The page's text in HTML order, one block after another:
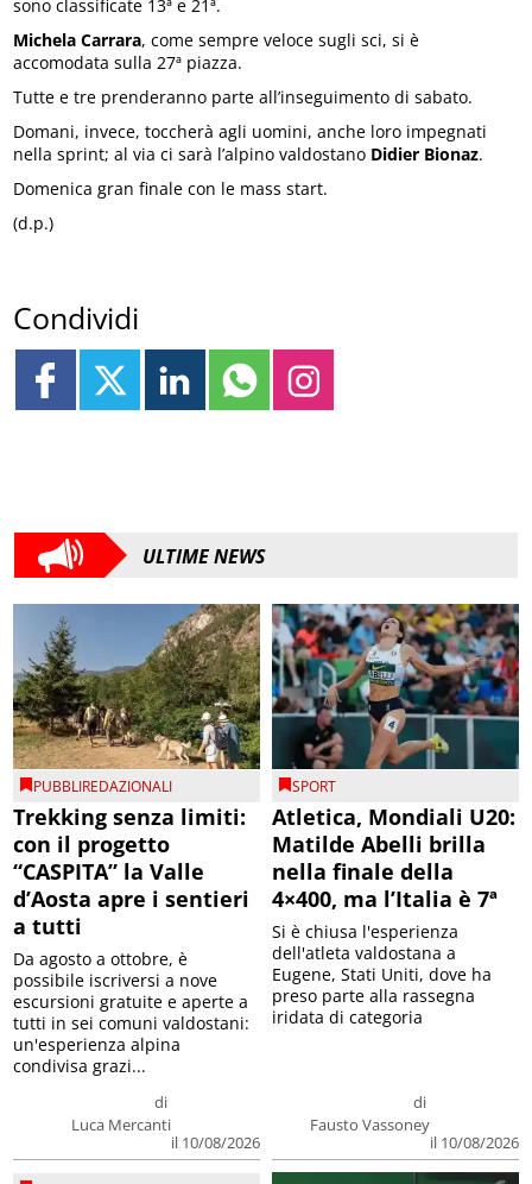
sono classificate 13ª e 21ª.
Michela Carrara, come sempre veloce sugli sci, si è
accomodata sulla 27ª piazza.
Tutte e tre prenderanno parte all’inseguimento di sabato.
Domani, invece, toccherà agli uomini, anche loro impegnati
nella sprint; al via ci sarà l’alpino valdostano Didier Bionaz.
Domenica gran finale con le mass start.
(d.p.)
Condividi
ULTIME NEWS
PUBBLIREDAZIONALI
Trekking senza limiti:
con il progetto
“CASPITA” la Valle
d’Aosta apre i sentieri
a tutti
di
Luca Mercanti
il 10/08/2026
Da agosto a ottobre, è
possibile iscriversi a nove
escursioni gratuite e aperte a
tutti in sei comuni valdostani:
un'esperienza alpina
condivisa grazi...
SPORT
Atletica, Mondiali U20:
Matilde Abelli brilla
nella finale della
4×400, ma l’Italia è 7ª
di
Fausto Vassoney
il 10/08/2026
Si è chiusa l'esperienza
dell'atleta valdostana a
Eugene, Stati Uniti, dove ha
preso parte alla rassegna
iridata di categoria